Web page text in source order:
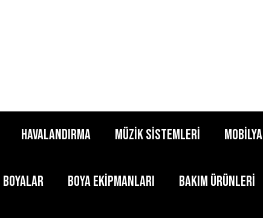
HAVALANDIRMA MÜZİK SİSTEMLERİ MOBİLYA
BOYALAR BOYA EKİPMANLARI BAKIM ÜRÜNLERİ